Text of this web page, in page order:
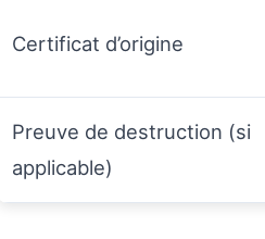
Certificat d’origine
Preuve de destruction (si
applicable)